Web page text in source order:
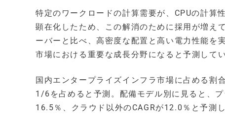
特定のワークロードの計算需要が、CPUの計算
顕在化したため、この解消のために採用が増え
ーバーと比べ、高密度な配置と高い電力性能を
市場における重要な成長分野になると予測してい
国内エンタープライズインフラ市場に占める
1/6を占めると予測。配備モデル別に見ると、
16.5％、クラウド以外のCAGRが12.0％と予測し